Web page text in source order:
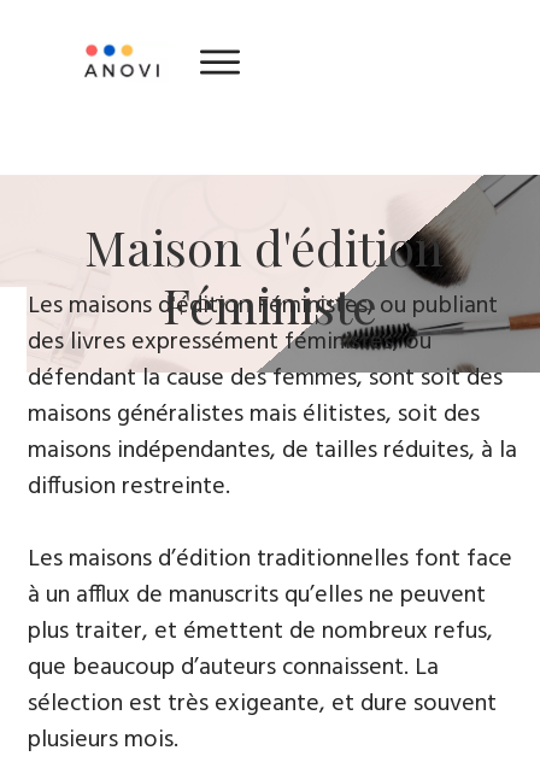
​Maison d'édition ​
Féministe
Le​s maisons d'édition Féministes, ou publiant
des livres expressément féministes, ou
défendant la cause des femmes, sont soit des
maisons généralistes mais élitistes, soit des
maisons indépendantes, de tailles réduites, à la
diffusion restreinte.
Les maisons d’édition traditionnelles font face
à un afflux de manuscrits qu’elles ne peuvent
plus traiter, et émettent de nombreux refus,
que beaucoup d’auteurs connaissent. La
sélection est très exigeante, et dure souvent
plusieurs mois.